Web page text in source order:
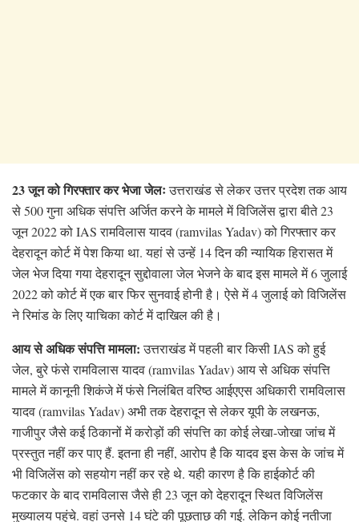
23 जून को गिरफ्तार कर भेजा जेलःउत्तराखंड से लेकर उत्तर प्रदेश तक आय
से 500 गुना अधिक संपत्ति अर्जित करने के मामले में विजिलेंस द्वारा बीते 23
जून 2022 को IAS रामविलास यादव (ramvilas Yadav) को गिरफ्तार कर
देहरादून कोर्ट में पेश किया था. यहां से उन्हें 14 दिन की न्यायिक हिरासत में
जेल भेज दिया गया देहरादून सुद्दोवाला जेल भेजने के बाद इस मामले में 6 जुलाई
2022 को कोर्ट में एक बार फिर सुनवाई होनी है। ऐसे में 4 जुलाई को विजिलेंस
ने रिमांड के लिए याचिका कोर्ट में दाखिल की है।
आय से अधिक संपत्ति मामला:उत्तराखंड में पहली बार किसी IAS को हुई
जेल, बुरे फंसे रामविलास यादव (ramvilas Yadav) आय से अधिक संपत्ति
मामले में कानूनी शिकंजे में फंसे निलंबित वरिष्ठ आईएएस अधिकारी रामविलास
यादव (ramvilas Yadav) अभी तक देहरादून से लेकर यूपी के लखनऊ,
गाजीपुर जैसे कई ठिकानों में करोड़ों की संपत्ति का कोई लेखा-जोखा जांच में
प्रस्तुत नहीं कर पाए हैं. इतना ही नहीं, आरोप है कि यादव इस केस के जांच में
भी विजिलेंस को सहयोग नहीं कर रहे थे. यही कारण है कि हाईकोर्ट की
फटकार के बाद रामविलास जैसे ही 23 जून को देहरादून स्थित विजिलेंस
मुख्यालय पहुंचे. वहां उनसे 14 घंटे की पूछताछ की गई. लेकिन कोई नतीजा